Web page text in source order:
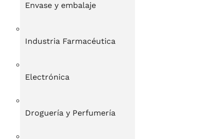
Envase y embalaje
Industria Farmacéutica
Electrónica
Droguería y Perfumería